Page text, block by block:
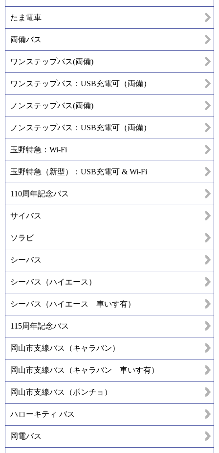
たま電車
両備バス
ワンステップバス(両備)
ワンステップバス：USB充電可（両備）
ノンステップバス(両備)
ノンステップバス：USB充電可（両備）
玉野特急：Wi-Fi
玉野特急（新型）：USB充電可 & Wi-Fi
110周年記念バス
サイバス
ソラビ
シーバス
シーバス（ハイエース）
シーバス（ハイエース 車いす有）
115周年記念バス
岡山市支線バス（キャラバン）
岡山市支線バス（キャラバン 車いす有）
岡山市支線バス（ポンチョ）
ハローキティ バス
岡電バス